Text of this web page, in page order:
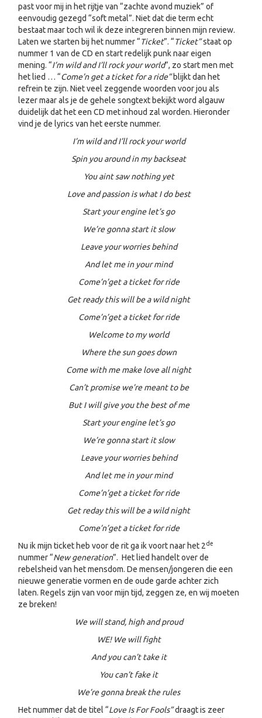
past voor mij in het rijtje van “zachte avond muziek” of
eenvoudig gezegd “soft metal”. Niet dat die term echt
bestaat maar toch wil ik deze integreren binnen mijn review.
Laten we starten bij het nummer “Ticket”. “Ticket”staat op
nummer 1 van de CD en start redelijk punk naar eigen
mening. “I’m wild and I’ll rock your world”, zo start men met
het lied … “Come’n get a ticket for a ride”blijkt dan het
refrein te zijn. Niet veel zeggende woorden voor jou als
lezer maar als je de gehele songtext bekijkt word algauw
duidelijk dat het een CD met inhoud zal worden. Hieronder
vind je de lyrics van het eerste nummer.
I’m wild and I’ll rock your world
Spin you around in my backseat
You aint saw nothing yet
Love and passion is what I do best
Start your engine let’s go
We’re gonna start it slow
Leave your worries behind
And let me in your mind
Come’n’get a ticket for ride
Get ready this will be a wild night
Come’n’get a ticket for ride
Welcome to my world
Where the sun goes down
Come with me make love all night
Can’t promise we’re meant to be
But I will give you the best of me
Start your engine let’s go
We’re gonna start it slow
Leave your worries behind
And let me in your mind
Come’n’get a ticket for ride
Get reday this will be a wild night
Come’n’get a ticket for ride
Nu ik mijn ticket heb voor de rit ga ik voort naar het 2de
nummer “New generation”. Het lied handelt over de
rebelsheid van het mensdom. De mensen/jongeren die een
nieuwe generatie vormen en de oude garde achter zich
laten. Regels zijn van voor mijn tijd, zeggen ze, en wij moeten
ze breken!
We will stand, high and proud
WE! We will fight
And you can’t take it
You can’t fake it
We’re gonna break the rules
Het nummer dat de titel “Love Is For Fools”draagt is zeer